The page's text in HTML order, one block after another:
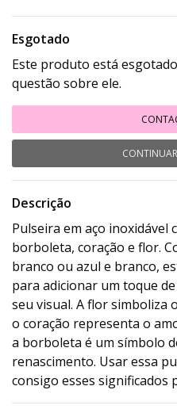
Esgotado
Este produto está
questão sobre ele.
Descrição
Pulseira em aço inoxidável
borboleta, coração e flor.
branco ou azul e branco,
para adicionar um toque
seu visual. A flor simboliza
o coração representa o
a borboleta é um símbolo
renascimento. Usar essa
consigo esses significados